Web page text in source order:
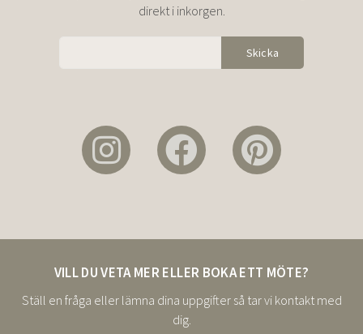
VILL DU VETA MER ELLER BOKA ETT MÖTE?
Ställ en fråga eller lämna dina uppgifter så tar vi kontakt med
dig.
direkt i inkorgen.